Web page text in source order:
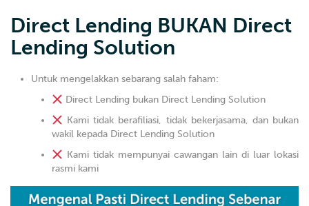
Direct Lending BUKAN Direct
Lending Solution
Untuk mengelakkan sebarang salah faham:
Direct Lending bukan Direct Lending Solution
Kami tidak berafiliasi, tidak bekerjasama, dan bukan
wakil kepada Direct Lending Solution
Kami tidak mempunyai cawangan lain di luar lokasi
rasmi kami